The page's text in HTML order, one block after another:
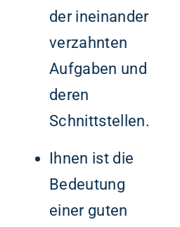
der ineinander
verzahnten
Aufgaben und
deren
Schnittstellen.
Ihnen ist die
Bedeutung
einer guten